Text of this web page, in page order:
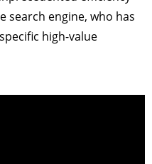
search engine, who has
high-value